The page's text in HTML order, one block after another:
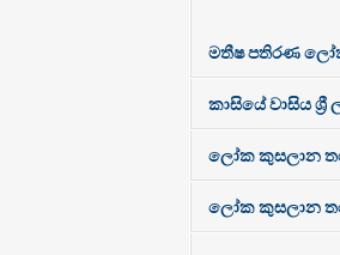
මතීෂ පතිරණ
කාසියේ වාසිය ශ්‍රී
ලෝක කුසලාන
ලෝක කුසලාන